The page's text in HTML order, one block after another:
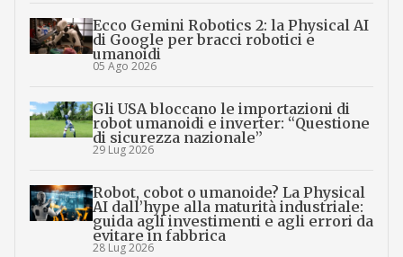
Ecco Gemini Robotics 2: la Physical AI
di Google per bracci robotici e
umanoidi
05 Ago 2026
Gli USA bloccano le importazioni di
robot umanoidi e inverter: “Questione
di sicurezza nazionale”
29 Lug 2026
Robot, cobot o umanoide? La Physical
AI dall’hype alla maturità industriale:
guida agli investimenti e agli errori da
evitare in fabbrica
28 Lug 2026